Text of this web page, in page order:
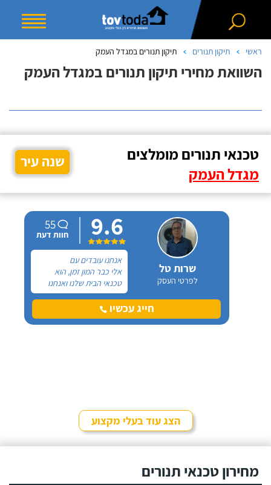
ראשי תיקון תנורים תיקון תנורים במגדל העמק
השוואת מחירי תיקון תנורים במגדל העמק
טכנאי תנורים מומלצים
מגדל העמק
שנה עיר
שרות טל
לפרטי העסק
9.6
55
חוות דעת
אנחנו עובדים עם
אלי כבר המון זמן, הוא
טכנאי הבית שלנו ואנחנו
לא מחליפים אותו באף
אחד אחר והמלצנו עליו
כבר להמון המון אנשים!
חייג עכשיו
הצג עוד בעלי מקצוע
מחירון טכנאי תנורים